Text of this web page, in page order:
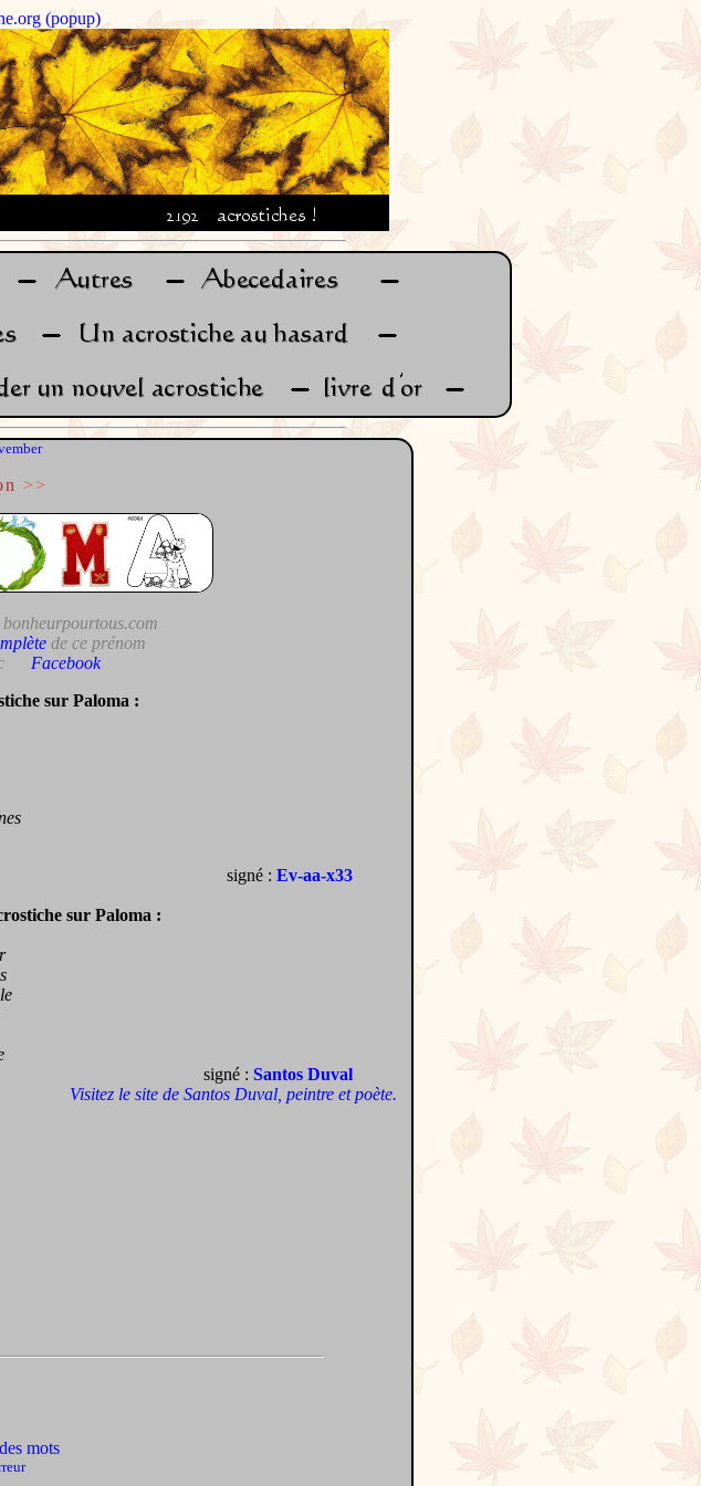
(popup)
>>
de ce prénom
Facebook
sur Paloma :
signé : Ev-aa-x33
sur Paloma :
signé : Santos Duval
Visitez le site de Santos Duval, peintre et poète.
mots